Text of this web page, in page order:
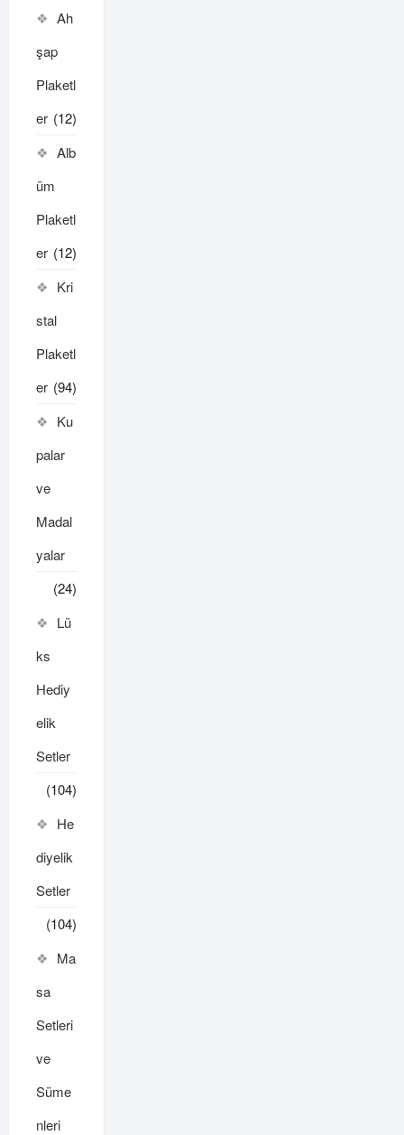
Ah
şap
Plaketl
er (12)
Alb
üm
Plaketl
er (12)
Kri
stal
Plaketl
er (94)
Ku
palar
ve
Madal
yalar
(24)
Lü
ks
Hediy
elik
Setler
(104)
He
diyelik
Setler
(104)
Ma
sa
Setleri
ve
Süme
nleri